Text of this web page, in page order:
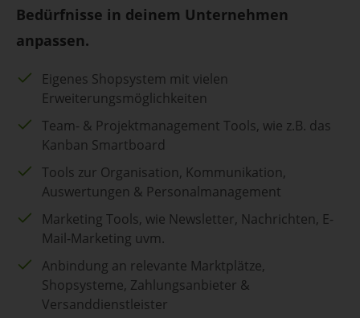
Bedürfnisse in deinem Unternehmen
anpassen.
Eigenes Shopsystem mit vielen
Erweiterungsmöglichkeiten
Team- & Projektmanagement Tools, wie z.B. das
Kanban Smartboard
Tools zur Organisation, Kommunikation,
Auswertungen & Personalmanagement
Marketing Tools, wie Newsletter, Nachrichten, E-
Mail-Marketing uvm.
Anbindung an relevante Marktplätze,
Shopsysteme, Zahlungsanbieter &
Versanddienstleister